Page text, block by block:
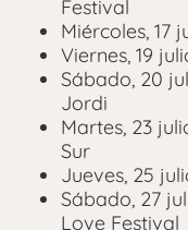
Festival
Miércoles, 17
Viernes, 19
Sábado, 20
Jordi
Martes, 23
Sur
Jueves, 25
Sábado, 27
Love Festival